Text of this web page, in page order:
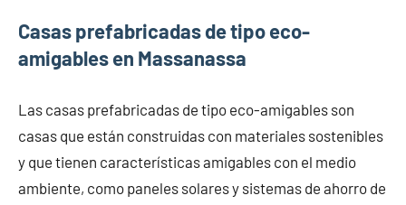
Casas prefabricadas de tipo eco-
amigables en Massanassa
Las casas prefabricadas de tipo eco-amigables son
casas que están construidas con materiales sostenibles
y que tienen características amigables con el medio
ambiente, como paneles solares y sistemas de ahorro de